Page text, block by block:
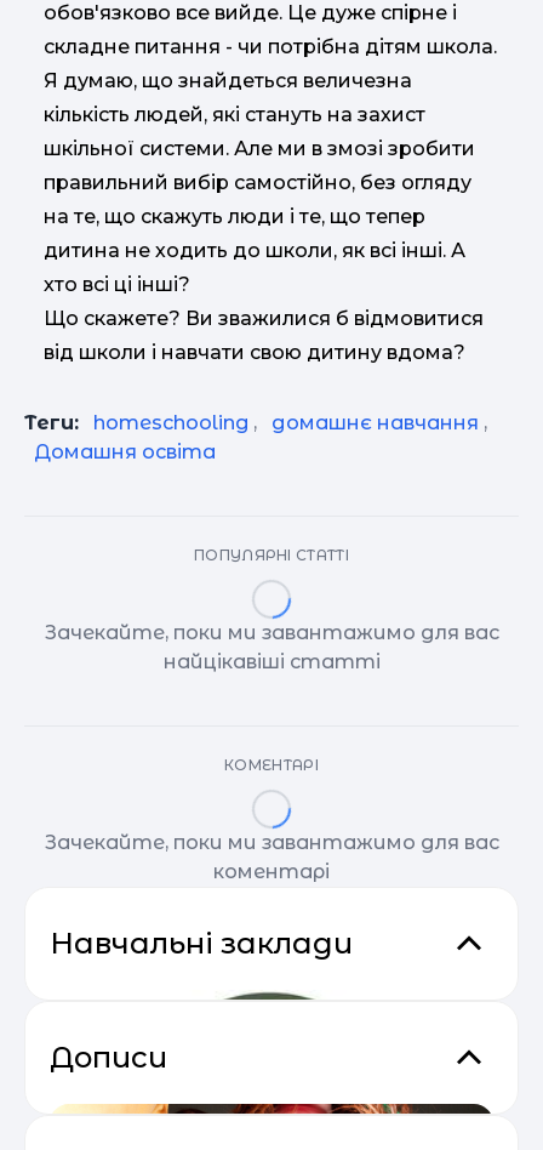
обов'язково все вийде. Це дуже спірне і
складне питання - чи потрібна дітям школа.
Я думаю, що знайдеться величезна
кількість людей, які стануть на захист
шкільної системи. Але ми в змозі зробити
правильний вибір самостійно, без огляду
на те, що скажуть люди і те, що тепер
дитина не ходить до школи, як всі інші. А
хто всі ці інші?
Що скажете? Ви зважилися б відмовитися
від школи і навчати свою дитину вдома?
Теги: homeschooling , домашнє навчання ,
Домашня освіта
ПОПУЛЯРНІ СТАТТІ
Зачекайте, поки ми завантажимо для вас
найцікавіші статті
КОМЕНТАРІ
Зачекайте, поки ми завантажимо для вас
коментарі
Навчальні заклади
Дописи